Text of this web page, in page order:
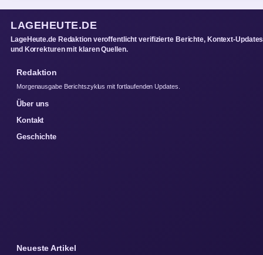
LAGEHEUTE.DE
LageHeute.de Redaktion veroffentlicht verifizierte Berichte, Kontext-Updates
und Korrekturen mit klaren Quellen.
Redaktion
Morgenausgabe Berichtszyklus mit fortlaufenden Updates.
Über uns
Kontakt
Geschichte
Neueste Artikel